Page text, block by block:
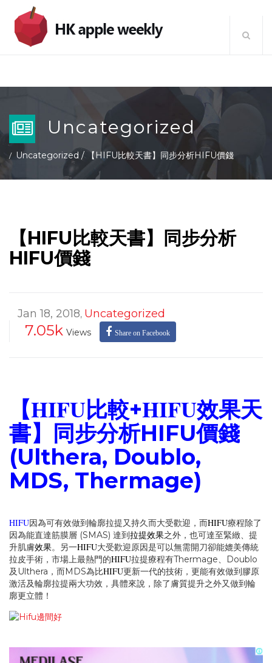
Uncategorized
Uncategorized / 【HIFU比較天書】同步分析HIFU價錢
【HIFU比較天書】同步分析
HIFU價錢
Jan 18, 2018, Uncategorized
7.05k Views Share on Facebook
【HIFU比較+HIFU效果天
書】同步分析HIFU價錢
(Ulthera, Doublo,
MDS, Thermage)
HIFU因為可有效做到輪廓拉提又持久而大受歡迎，而HIFU療程除了
因為能直達筋膜層 (SMAS) 達到拉提效果之外，也可達至緊緻、提
升肌膚效果。另一HIFU大受歡迎原因是可以無需開刀卻能媲美傳統
拉皮手術，市場上最熱門的HIFU拉提療程有Thermage、Doublo
及Ulthera，而MDS為比HIFU更新一代的技術，更能有效做到膠原
激活及輪廓拉提兩大功效，具體來說，除了膚質提升之外又做到輪
廓更立體！